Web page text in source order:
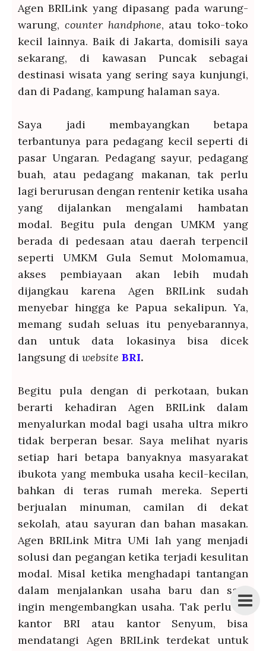
Agen BRILink yang dipasang pada warung-
warung, counter handphone, atau toko-toko
kecil lainnya. Baik di Jakarta, domisili saya
sekarang, di kawasan Puncak sebagai
destinasi wisata yang sering saya kunjungi,
dan di Padang, kampung halaman saya.
Saya jadi membayangkan betapa
terbantunya para pedagang kecil seperti di
pasar Ungaran. Pedagang sayur, pedagang
buah, atau pedagang makanan, tak perlu
lagi berurusan dengan rentenir ketika usaha
yang dijalankan mengalami hambatan
modal. Begitu pula dengan UMKM yang
berada di pedesaan atau daerah terpencil
seperti UMKM Gula Semut Molomamua,
akses pembiayaan akan lebih mudah
dijangkau karena Agen BRILink sudah
menyebar hingga ke Papua sekalipun. Ya,
memang sudah seluas itu penyebarannya,
dan untuk data lokasinya bisa dicek
langsung di website BRI.
Begitu pula dengan di perkotaan, bukan
berarti kehadiran Agen BRILink dalam
menyalurkan modal bagi usaha ultra mikro
tidak berperan besar. Saya melihat nyaris
setiap hari betapa banyaknya masyarakat
ibukota yang membuka usaha kecil-kecilan,
bahkan di teras rumah mereka. Seperti
berjualan minuman, camilan di dekat
sekolah, atau sayuran dan bahan masakan.
Agen BRILink Mitra UMi lah yang menjadi
solusi dan pegangan ketika terjadi kesulitan
modal. Misal ketika menghadapi tantangan
dalam menjalankan usaha baru dan saat
ingin mengembangkan usaha. Tak perlu ke
kantor BRI atau kantor Senyum, bisa
mendatangi Agen BRILink terdekat untuk